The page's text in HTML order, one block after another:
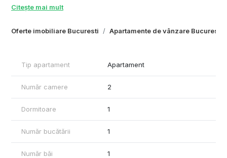
Oferte imobiliare Bucuresti Apartamente de vânzare Bucuresti
masa de dining este reglabilă pe înălțime pentru un plus de
Este o proprietate ideală pentru cei care își doresc un cămin
nou și bine poziționat.
Citește mai mult
Tip apartament Apartament
Număr camere 2
Dormitoare 1
Număr bucătării 1
Număr băi 1